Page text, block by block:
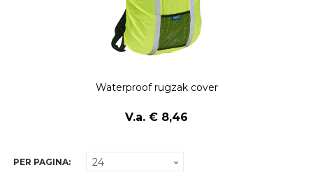
Waterproof rugzak cover
V.a. € 8,46
PER PAGINA: